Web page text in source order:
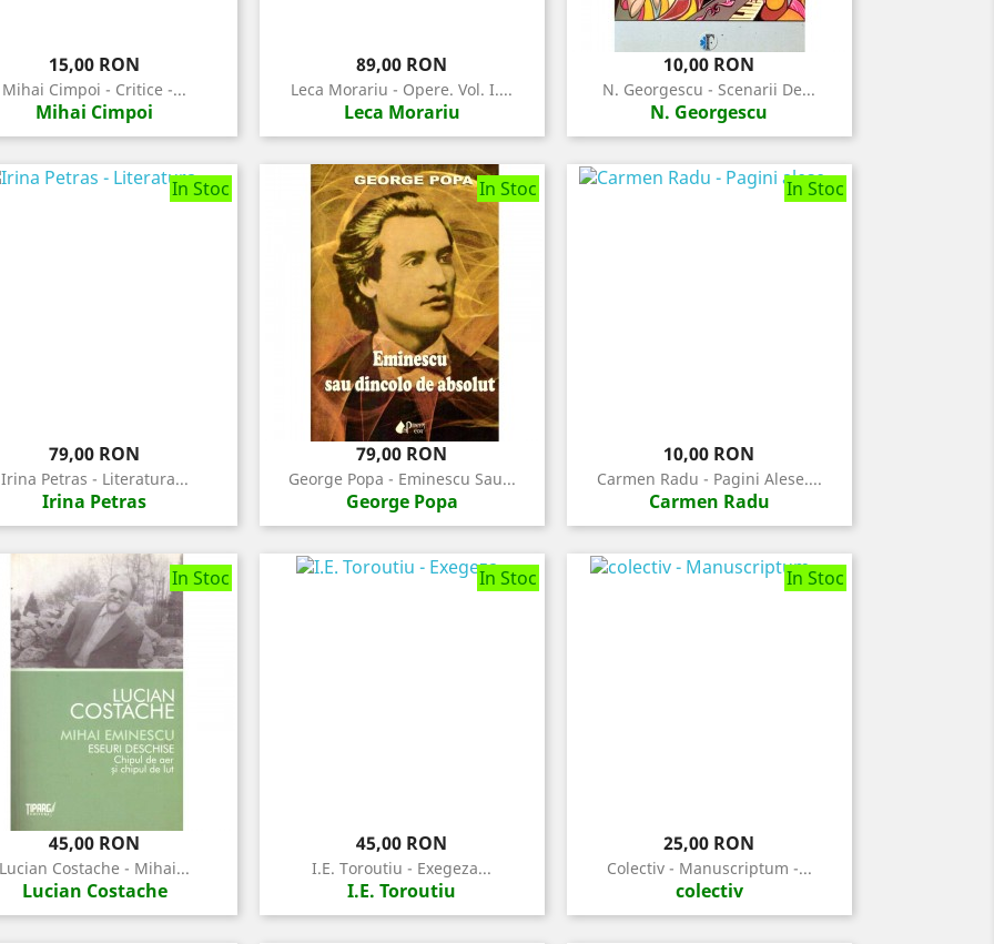
Pret
15,00 RON
Mihai Cimpoi - Critice -...
Mihai Cimpoi
Pret
89,00 RON
Leca Morariu - Opere. Vol. I....
Leca Morariu
Pret
10,00 RON
N. Georgescu - Scenarii De...
N. Georgescu
In Stoc
Pret
79,00 RON
Irina Petras - Literatura...
Irina Petras
In Stoc
Pret
79,00 RON
George Popa - Eminescu Sau...
George Popa
In Stoc
Pret
10,00 RON
Carmen Radu - Pagini Alese....
Carmen Radu
In Stoc
Pret
45,00 RON
Lucian Costache - Mihai...
Lucian Costache
In Stoc
Pret
45,00 RON
I.E. Toroutiu - Exegeza...
I.E. Toroutiu
In Stoc
Pret
25,00 RON
Colectiv - Manuscriptum -...
colectiv